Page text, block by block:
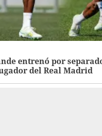
entrenó por
del Real Madrid